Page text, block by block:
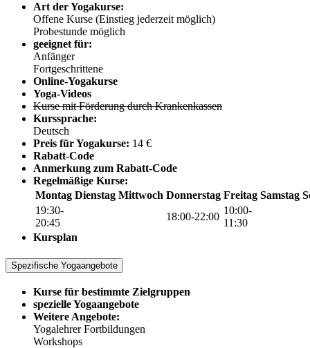
Art der Yogakurse:
Offene Kurse (Einstieg jederzeit möglich)
Probestunde möglich
geeignet für:
Anfänger
Fortgeschrittene
Online-Yogakurse
Yoga-Videos
Kurse mit Förderung durch Krankenkassen
Kurssprache:
Deutsch
Preis für Yogakurse: 14 €
Rabatt-Code
Anmerkung zum Rabatt-Code
Regelmäßige Kurse:
Montag Dienstag Mittwoch Donnerstag Freitag Samstag
19:30-
20:45
18:00-22:00
10:00-
11:30
Kursplan
Spezifische Yogaangebote
Kurse für bestimmte Zielgruppen
spezielle Yogaangebote
Weitere Angebote:
Yogalehrer Fortbildungen
Workshops